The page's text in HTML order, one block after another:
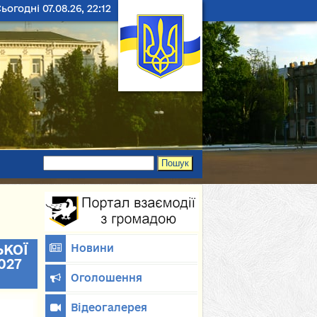
07.08.26, 22:12
Пошук
Новини
Оголошення
Відеогалерея